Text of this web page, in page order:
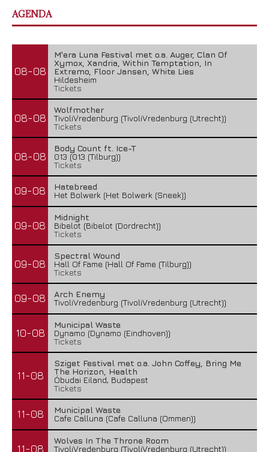
AGENDA
08-08
M'era Luna Festival met o.a. Auger, Clan Of
Xymox, Xandria, Within Temptation, In
Extremo, Floor Jansen, White Lies
Hildesheim
Tickets
08-08
Wolfmother
TivoliVredenburg (TivoliVredenburg (Utrecht))
Tickets
08-08
Body Count ft. Ice-T
013 (013 (Tilburg))
Tickets
09-08
Hatebreed
Het Bolwerk (Het Bolwerk (Sneek))
09-08
Midnight
Bibelot (Bibelot (Dordrecht))
Tickets
09-08
Spectral Wound
Hall Of Fame (Hall Of Fame (Tilburg))
Tickets
09-08
Arch Enemy
TivoliVredenburg (TivoliVredenburg (Utrecht))
10-08
Municipal Waste
Dynamo (Dynamo (Eindhoven))
Tickets
11-08
Sziget Festival met o.a. John Coffey, Bring Me
The Horizon, Health
Óbudai Eiland, Budapest
Tickets
11-08
Municipal Waste
Cafe Calluna (Cafe Calluna (Ommen))
11-08
Wolves In The Throne Room
TivoliVredenburg (TivoliVredenburg (Utrecht))